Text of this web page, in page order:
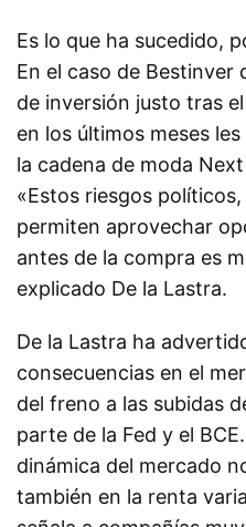
Es lo que ha sucedido,
En el caso de
de inversión justo tras
en los últimos meses
la cadena de moda
«Estos riesgos
permiten aprovechar
antes de la compra es
explicado De la Lastra.
De la Lastra ha
consecuencias en el
del freno a las subidas
parte de la Fed y el
dinámica del mercado
también en la renta